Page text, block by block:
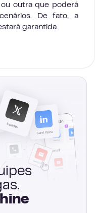
outra que poderá
De fato, a
garantida.